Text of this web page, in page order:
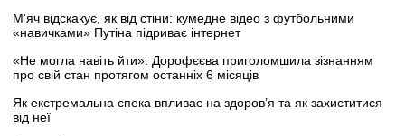
М'яч відскакує, як від стіни: кумедне відео з футбольними
«навичками» Путіна підриває інтернет
«Не могла навіть йти»: Дорофєєва приголомшила зізнанням
про свій стан протягом останніх 6 місяців
Як екстремальна спека впливає на здоров’я та як захиститися
від неї